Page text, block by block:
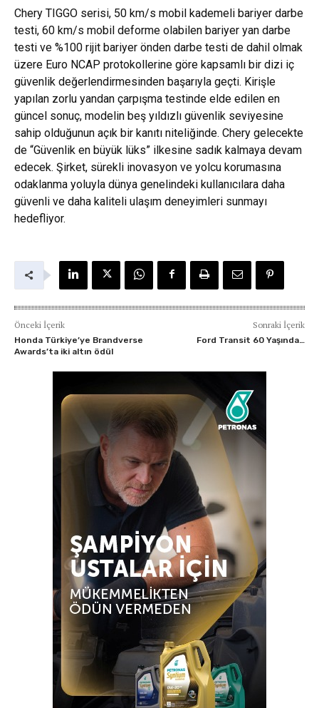
Chery TIGGO serisi, 50 km/s mobil kademeli bariyer darbe
testi, 60 km/s mobil deforme olabilen bariyer yan darbe
testi ve %100 rijit bariyer önden darbe testi de dahil olmak
üzere Euro NCAP protokollerine göre kapsamlı bir dizi iç
güvenlik değerlendirmesinden başarıyla geçti. Kirişle
yapılan zorlu yandan çarpışma testinde elde edilen en
güncel sonuç, modelin beş yıldızlı güvenlik seviyesine
sahip olduğunun açık bir kanıtı niteliğinde. Chery gelecekte
de “Güvenlik en büyük lüks” ilkesine sadık kalmaya devam
edecek. Şirket, sürekli inovasyon ve yolcu korumasına
odaklanma yoluyla dünya genelindeki kullanıcılara daha
güvenli ve daha kaliteli ulaşım deneyimleri sunmayı
hedefliyor.
Önceki İçerik
Honda Türkiye’ye Brandverse
Awards’ta iki altın ödül
Sonraki İçerik
Ford Transit 60 Yaşında…